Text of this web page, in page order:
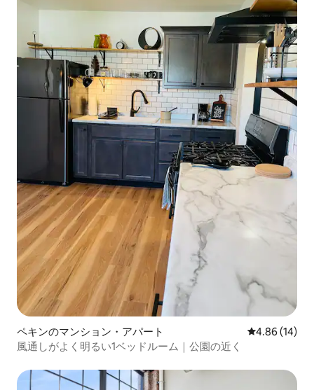
ペキンのマンション・アパート レビュー14
4.86 (14)
風通しがよく明るい1ベッドルーム｜公園の近く